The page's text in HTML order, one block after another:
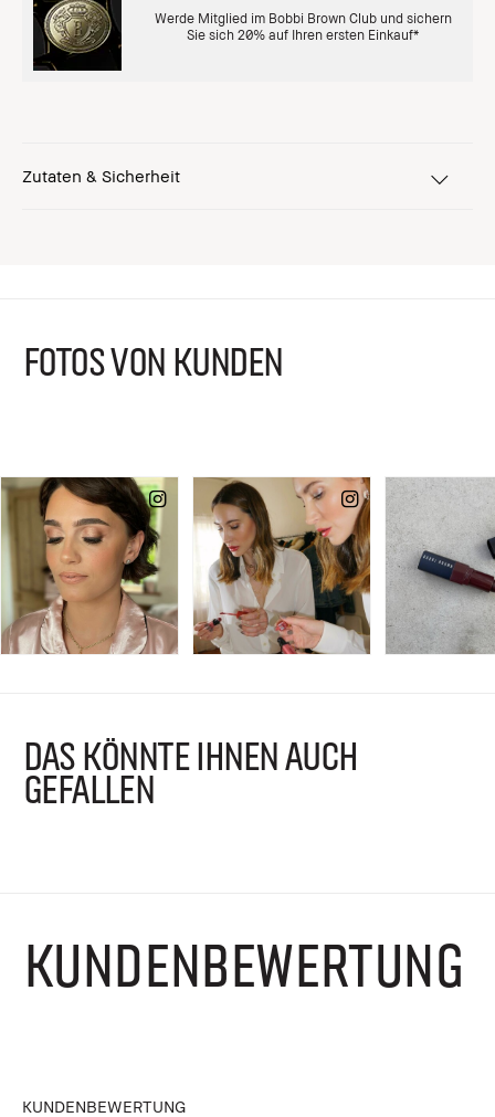
Werde Mitglied im Bobbi Brown Club und sichern
Sie sich 20% auf Ihren ersten Einkauf*
Zutaten & Sicherheit
FOTOS VON KUNDEN
DAS KÖNNTE IHNEN AUCH
GEFALLEN
KUNDENBEWERTUNG
KUNDENBEWERTUNG